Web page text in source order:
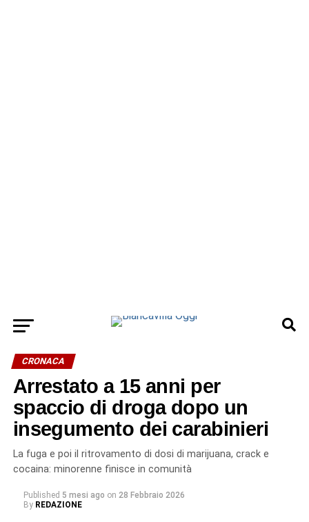
CRONACA
Arrestato a 15 anni per
spaccio di droga dopo un
insegumento dei carabinieri
La fuga e poi il ritrovamento di dosi di marijuana, crack e
cocaina: minorenne finisce in comunità
Published 5 mesi ago on 28 Febbraio 2026
By REDAZIONE